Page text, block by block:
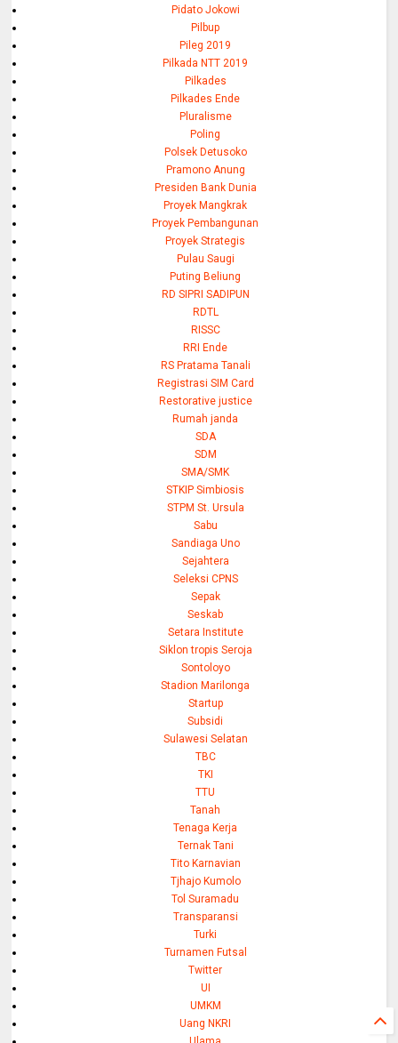
Pidato Jokowi
Pilbup
Pileg 2019
Pilkada NTT 2019
Pilkades
Pilkades Ende
Pluralisme
Poling
Polsek Detusoko
Pramono Anung
Presiden Bank Dunia
Proyek Mangkrak
Proyek Pembangunan
Proyek Strategis
Pulau Saugi
Puting Beliung
RD SIPRI SADIPUN
RDTL
RISSC
RRI Ende
RS Pratama Tanali
Registrasi SIM Card
Restorative justice
Rumah janda
SDA
SDM
SMA/SMK
STKIP Simbiosis
STPM St. Ursula
Sabu
Sandiaga Uno
Sejahtera
Seleksi CPNS
Sepak
Seskab
Setara Institute
Siklon tropis Seroja
Sontoloyo
Stadion Marilonga
Startup
Subsidi
Sulawesi Selatan
TBC
TKI
TTU
Tanah
Tenaga Kerja
Ternak Tani
Tito Karnavian
Tjhajo Kumolo
Tol Suramadu
Transparansi
Turki
Turnamen Futsal
Twitter
UI
UMKM
Uang NKRI